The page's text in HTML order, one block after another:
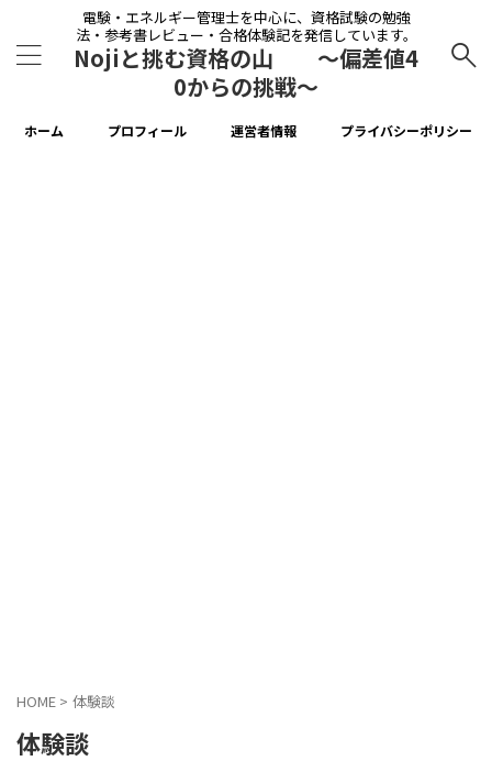
電験・エネルギー管理士を中心に、資格試験の勉強
法・参考書レビュー・合格体験記を発信しています。
Nojiと挑む資格の山 〜偏差値4
0からの挑戦〜
ホーム プロフィール 運営者情報 プライバシーポリシー
HOME > 体験談
体験談